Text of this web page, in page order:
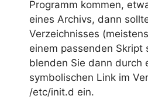
Programm kommen,
eines Archivs, dann
Verzeichnisses
einem passenden Skript
blenden Sie dann durch
symbolischen Link im
/etc/init.d ein.